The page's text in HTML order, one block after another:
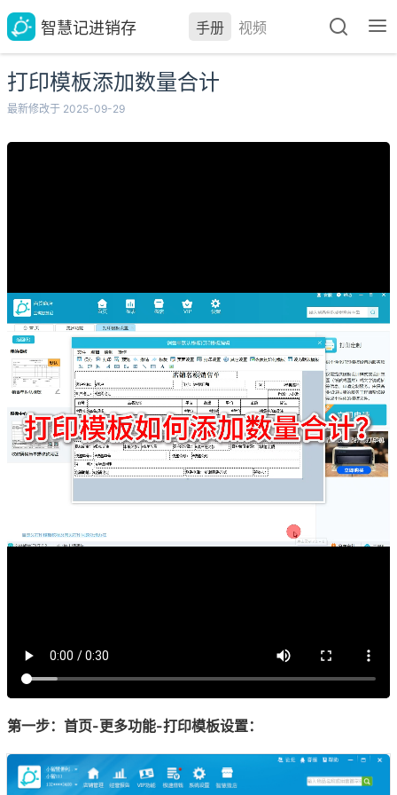
智慧记进销存 手册 视频
打印模板添加数量合计
最新修改于 2025-09-29
第一步：首页-更多功能-打印模板设置：